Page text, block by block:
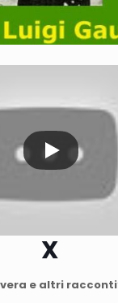
X
e altri